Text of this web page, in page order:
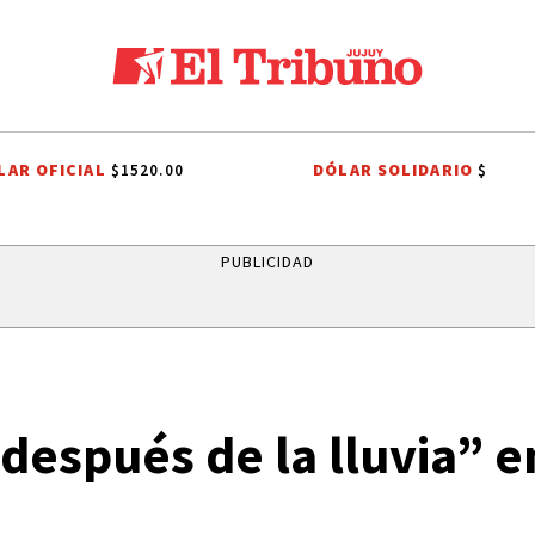
FIESTAS PATRONALES A SAN CAYETANO FIESTAS PATRONALES A SAN
OFICIAL $1520.00 DÓLAR SOLIDARIO$
PUBLICIDAD
de la lluvia”